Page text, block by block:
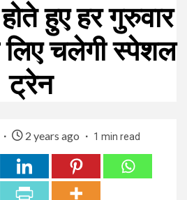
हुए हर गुरुवार
चलेगी स्पेशल
ट्रेन
2 years ago 1 min read